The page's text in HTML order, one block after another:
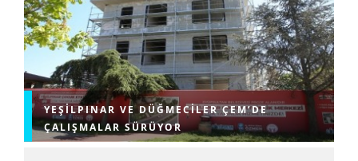
YEŞILPINAR VE DÜĞMECILER ÇEM’DE
ÇALIŞMALAR SÜRÜYOR